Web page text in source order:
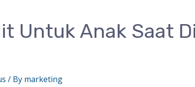
Untuk Anak Saat
/ By marketing